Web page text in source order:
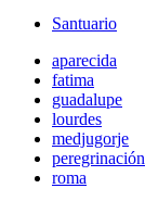
Santuario
aparecida
fatima
guadalupe
lourdes
medjugorje
peregrinación
roma